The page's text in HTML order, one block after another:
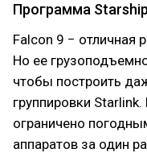
Программа
Falcon 9 − отличная
Но ее
чтобы построить
группировки
ограничено
аппаратов за один